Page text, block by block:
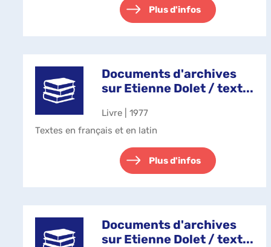
Plus d'infos
Documents d'archives
sur Etienne Dolet / text...
Livre | 1977
Textes en français et en latin
Plus d'infos
Documents d'archives
sur Etienne Dolet / text...